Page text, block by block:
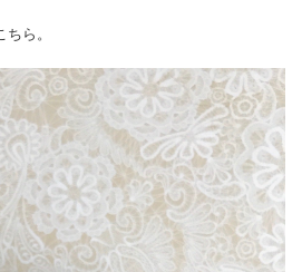
ら。